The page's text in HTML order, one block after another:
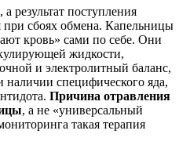
результат поступления
сбоях обмена. Капельницы
кровь» сами по себе. Они
жидкости,
и электролитный баланс,
специфического яда,
Причина отравления
, а не «универсальный
такая терапия